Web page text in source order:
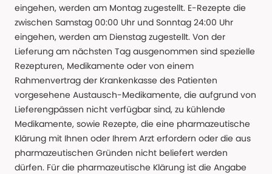
eingehen, werden am Montag zugestellt. E-Rezepte die
zwischen Samstag 00:00 Uhr und Sonntag 24:00 Uhr
eingehen, werden am Dienstag zugestellt. Von der
Lieferung am nächsten Tag ausgenommen sind spezielle
Rezepturen, Medikamente oder von einem
Rahmenvertrag der Krankenkasse des Patienten
vorgesehene Austausch-Medikamente, die aufgrund von
Lieferengpässen nicht verfügbar sind, zu kühlende
Medikamente, sowie Rezepte, die eine pharmazeutische
Klärung mit Ihnen oder Ihrem Arzt erfordern oder die aus
pharmazeutischen Gründen nicht beliefert werden
dürfen. Für die pharmazeutische Klärung ist die Angabe